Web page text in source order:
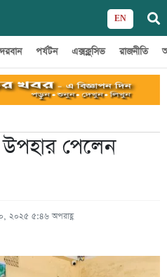
EN
পর্যটন এক্সক্লুসিভ রাজনীতি
উপহার পেলেন
২০২৫ ৫:৪৬ অপরাহ্ণ